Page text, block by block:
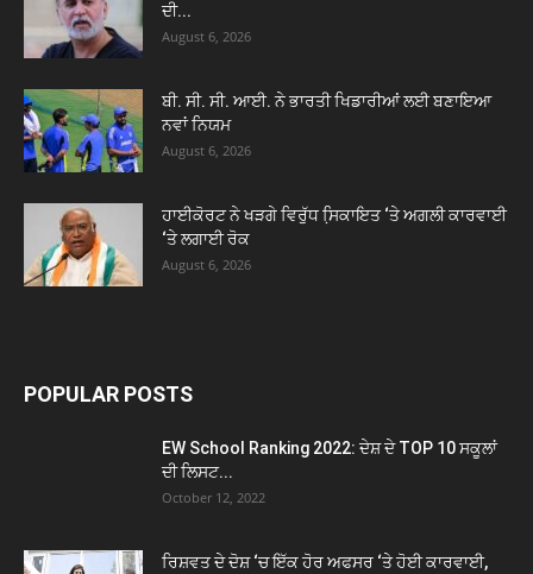
ਦੀ...
August 6, 2026
ਬੀ. ਸੀ. ਸੀ. ਆਈ. ਨੇ ਭਾਰਤੀ ਖਿਡਾਰੀਆਂ ਲਈ ਬਣਾਇਆ
ਨਵਾਂ ਨਿਯਮ
August 6, 2026
ਹਾਈਕੋਰਟ ਨੇ ਖੜਗੇ ਵਿਰੁੱਧ ਸਿ਼ਕਾਇਤ ‘ਤੇ ਅਗਲੀ ਕਾਰਵਾਈ
‘ਤੇ ਲਗਾਈ ਰੋਕ
August 6, 2026
POPULAR POSTS
EW School Ranking 2022: ਦੇਸ਼ ਦੇ TOP 10 ਸਕੂਲਾਂ
ਦੀ ਲਿਸਟ...
October 12, 2022
ਰਿਸ਼ਵਤ ਦੇ ਦੋਸ਼ ‘ਚ ਇੱਕ ਹੋਰ ਅਫਸਰ ‘ਤੇ ਹੋਈ ਕਾਰਵਾਈ,